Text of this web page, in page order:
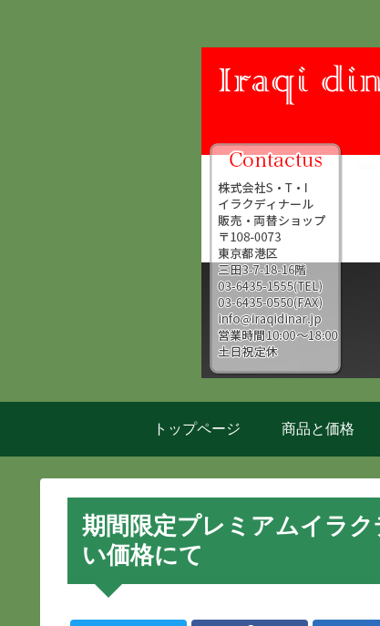
トップページ 商品と価格
期間限定プレミアムイラ
い価格にて